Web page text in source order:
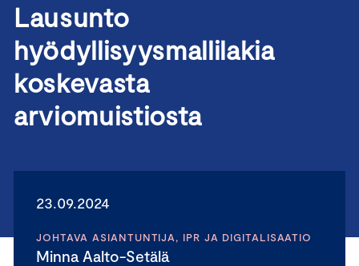
Lausunto
hyödyllisyysmallilakia
koskevasta
arviomuistiosta
23.09.2024
JOHTAVA ASIANTUNTIJA, IPR JA DIGITALISAATIO
Minna Aalto-Setälä